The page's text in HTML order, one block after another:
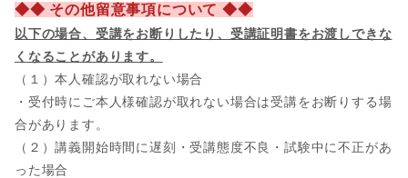
◆◆ その他留意事項について ◆◆
以下の場合、 受講をお断りしたり、受講証明書をお渡しできな
くなることがあります。
（１）本人確認が取れない場合
・受付時にご本人様確認が取れない場合は受講をお断りする場
合があります。
（２）講義開始時間に遅刻・受講態度不良・試験中に不正があ
った場合